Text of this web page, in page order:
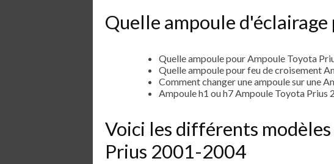
Quelle ampoule d'éclairage
Quelle ampoule pour Ampoule Toyota
Quelle ampoule pour feu de croisement
Comment changer une ampoule sur une
Ampoule h1 ou h7 Ampoule Toyota Prius
Voici les différents
Prius 2001-2004